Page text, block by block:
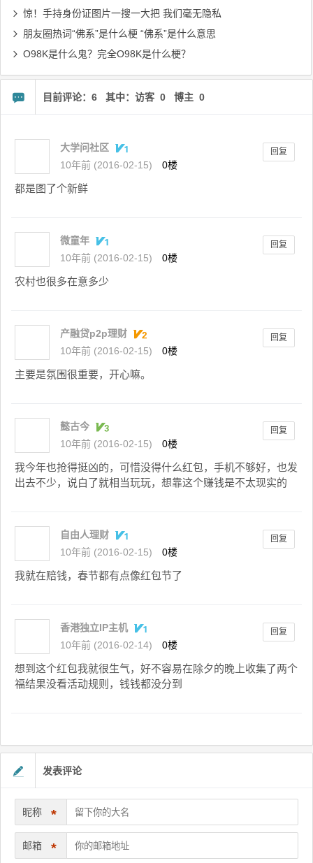
惊！手持身份证图片一搜一大把 我们毫无隐私
朋友圈热词“佛系”是什么梗 “佛系”是什么意思
O98K是什么鬼？完全O98K是什么梗？
目前评论：6 其中：访客 0 博主 0
大学问社区
10年前 (2016-02-15)
0楼
回复
都是图了个新鲜
微童年
10年前 (2016-02-15)
0楼
回复
农村也很多在意多少
产融贷p2p理财
10年前 (2016-02-15)
0楼
回复
主要是氛围很重要，开心嘛。
懿古今
10年前 (2016-02-15)
0楼
回复
我今年也抢得挺凶的，可惜没得什么红包，手机不够好，也发
出去不少，说白了就相当玩玩，想靠这个赚钱是不太现实的
自由人理财
10年前 (2016-02-15)
0楼
回复
我就在赔钱，春节都有点像红包节了
香港独立IP主机
10年前 (2016-02-14)
0楼
回复
想到这个红包我就很生气，好不容易在除夕的晚上收集了两个
福结果没看活动规则，钱钱都没分到
发表评论
昵称 *
邮箱 *